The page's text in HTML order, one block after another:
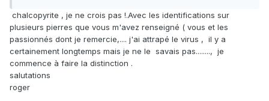
chalcopyrite , je ne crois pas !.Avec les identifications sur
plusieurs pierres que vous m'avez renseigné ( vous et les
passionnés dont je remercie,.... j'ai attrapé le virus , il y a
certainement longtemps mais je ne le savais pas........, je
commence à faire la distinction .
salutations
roger